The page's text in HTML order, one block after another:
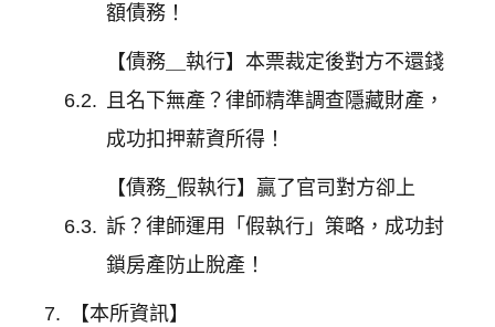
額債務！
【債務＿執行】本票裁定後對方不還錢
且名下無產？律師精準調查隱藏財產，
成功扣押薪資所得！
【債務_假執行】贏了官司對方卻上
訴？律師運用「假執行」策略，成功封
鎖房產防止脫產！
【本所資訊】